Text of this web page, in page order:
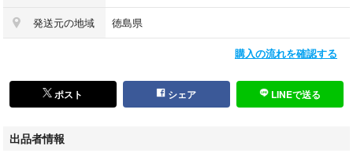
発送元の地域 徳島県
購入の流れを確認する
ポスト シェア LINEで送る
出品者情報